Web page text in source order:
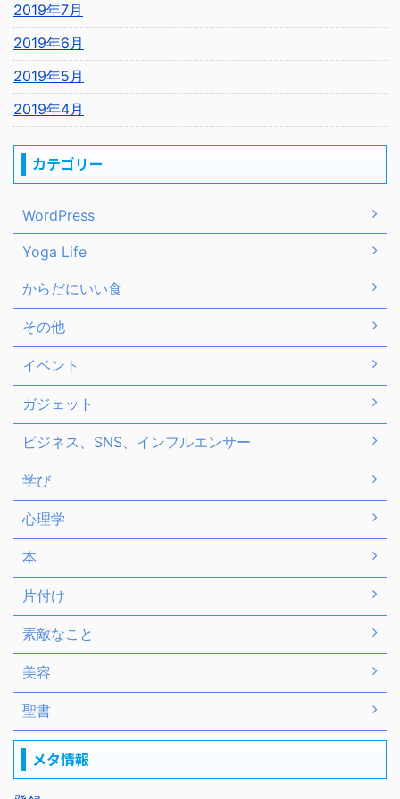
2019年7月
2019年6月
2019年5月
2019年4月
カテゴリー
WordPress
Yoga Life
からだにいい食
その他
イベント
ガジェット
ビジネス、SNS、インフルエンサー
学び
心理学
本
片付け
素敵なこと
美容
聖書
メタ情報